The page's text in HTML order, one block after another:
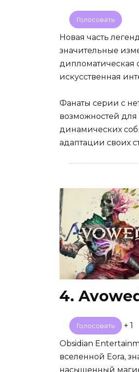
Голосовать
Новая часть
значительные
дипломатическая
искусственная
Фанаты серии с
возможностей
динамических
адаптации своих
4.
Голосовать
+ 1
Obsidian
вселенной Eora,
насыщенный